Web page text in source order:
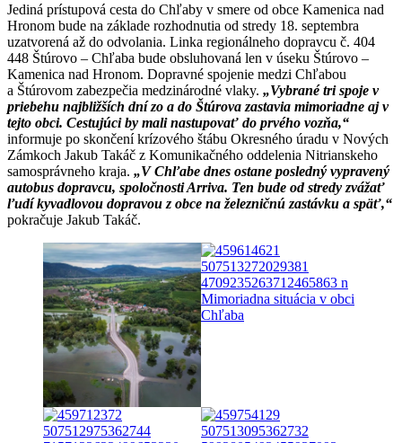
Jediná prístupová cesta do Chľaby v smere od obce Kamenica nad
Hronom bude na základe rozhodnutia od stredy 18. septembra
uzatvorená až do odvolania. Linka regionálneho dopravcu č. 404
448 Štúrovo – Chľaba bude obsluhovaná len v úseku Štúrovo –
Kamenica nad Hronom. Dopravné spojenie medzi Chľabou
a Štúrovom zabezpečia medzinárodné vlaky. „Vybrané tri spoje v
priebehu najbližších dní zo a do Štúrova zastavia mimoriadne aj v
tejto obci. Cestujúci by mali nastupovať do prvého vozňa,“
informuje po skončení krízového štábu Okresného úradu v Nových
Zámkoch Jakub Takáč z Komunikačného oddelenia Nitrianskeho
samosprávneho kraja. „V Chľabe dnes ostane posledný vypravený
autobus dopravcu, spoločnosti Arriva. Ten bude od stredy zvážať
ľudí kyvadlovou dopravou z obce na železničnú zastávku a späť,“
pokračuje Jakub Takáč.